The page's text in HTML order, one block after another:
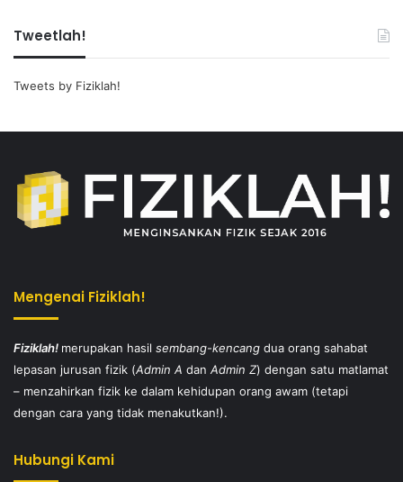
Tweetlah!
Tweets by Fiziklah!
Mengenai Fiziklah!
Fiziklah! merupakan hasil sembang-kencang dua orang sahabat
lepasan jurusan fizik (Admin A dan Admin Z) dengan satu matlamat
– menzahirkan fizik ke dalam kehidupan orang awam (tetapi
dengan cara yang tidak menakutkan!).
Hubungi Kami